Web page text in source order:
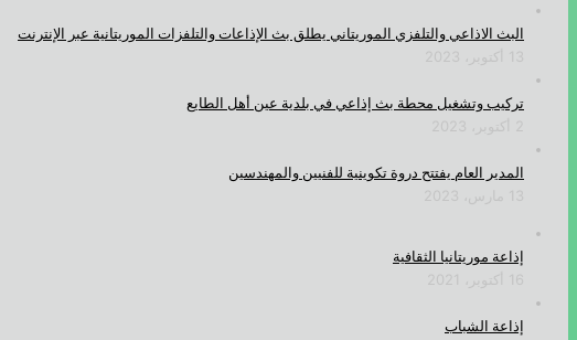
البث الاذاعي والتلفزي الموريتاني يطلق بث الإذاعات والتلفزات الموريتانية عبر الإنترنت
تركيب وتشغيل محطة بث إذاعي في بلدية عين أهل الطايع
المدير العام يفتتح دروة تكوينية للفنيين والمهندسين
إذاعة موريتانيا الثقافية
إذاعة الشباب